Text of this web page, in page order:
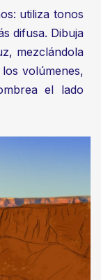
utiliza tonos
difusa. Dibuja
mezclándola
volúmenes,
el lado